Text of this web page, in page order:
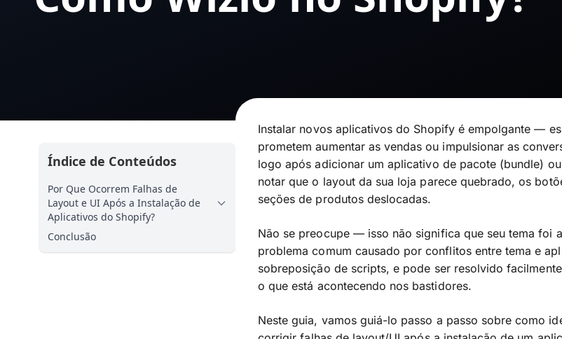
Índice de Conteúdos
Por Que Ocorrem Falhas de
Layout e UI Após a Instalação de
Aplicativos do Shopify?
Conclusão
Instalar novos aplicativos do Shopify é empolgante —
prometem aumentar as vendas ou impulsionar as
logo após adicionar um aplicativo de pacote (bundle)
notar que o layout da sua loja parece quebrado, os
seções de produtos deslocadas.
Não se preocupe — isso não significa que seu tema foi
problema comum causado por conflitos entre tema e
sobreposição de scripts, e pode ser resolvido
o que está acontecendo nos bastidores.
Neste guia, vamos guiá-lo passo a passo sobre como